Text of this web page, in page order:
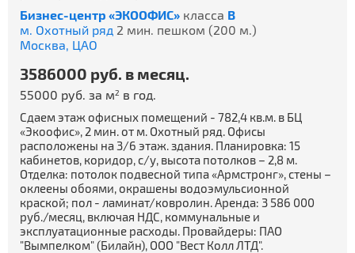
Бизнес-центр «ЭКООФИС» класса B
м. Охотный ряд 2 мин. пешком (200 м.)
Москва, ЦАО
3586000 руб. в месяц.
55000 руб. за м2 в год.
Сдаем этаж офисных помещений - 782,4 кв.м. в БЦ
«Экоофис», 2 мин. от м. Охотный ряд. Офисы
расположены на 3/6 этаж. здания. Планировка: 15
кабинетов, коридор, с/у, высота потолков – 2,8 м.
Отделка: потолок подвесной типа «Армстронг», стены –
оклеены обоями, окрашены водоэмульсионной
краской; пол - ламинат/ковролин. Аренда: 3 586 000
руб./месяц, включая НДС, коммунальные и
эксплуатационные расходы. Провайдеры: ПАО
"Вымпелком" (Билайн), ООО "Вест Колл ЛТД".